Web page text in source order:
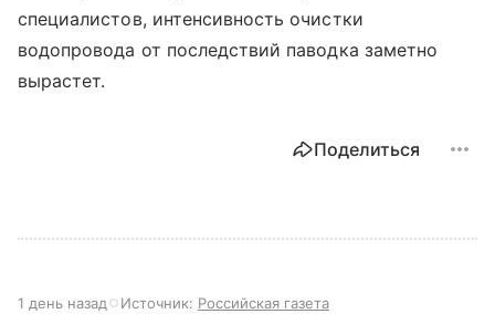
специалистов, интенсивность очистки
водопровода от последствий паводка заметно
вырастет.
Поделиться
1 день назад Источник: Российская газета